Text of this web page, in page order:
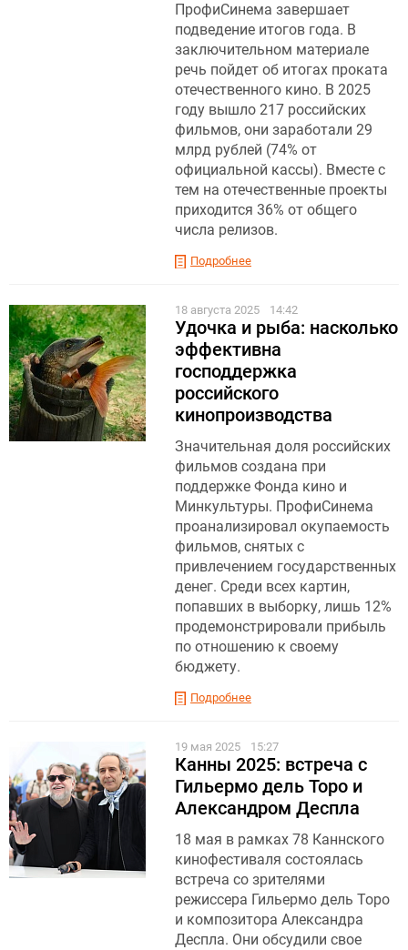
ПрофиСинема завершает
подведение итогов года. В
заключительном материале
речь пойдет об итогах проката
отечественного кино. В 2025
году вышло 217 российских
фильмов, они заработали 29
млрд рублей (74% от
официальной кассы). Вместе с
тем на отечественные проекты
приходится 36% от общего
числа релизов.
Подробнее
18 августа 2025 14:42
Удочка и рыба: насколько
эффективна
господдержка
российского
кинопроизводства
Значительная доля российских
фильмов создана при
поддержке Фонда кино и
Минкультуры. ПрофиСинема
проанализировал окупаемость
фильмов, снятых с
привлечением государственных
денег. Среди всех картин,
попавших в выборку, лишь 12%
продемонстрировали прибыль
по отношению к своему
бюджету.
Подробнее
19 мая 2025 15:27
Канны 2025: встреча с
Гильермо дель Торо и
Александром Деспла
18 мая в рамках 78 Каннского
кинофестиваля состоялась
встреча со зрителями
режиссера Гильермо дель Торо
и композитора Александра
Деспла. Они обсудили свое